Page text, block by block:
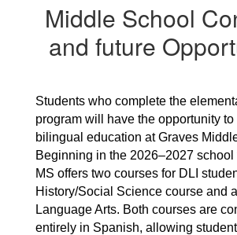
Middle School
and future
Students who complete the
program will have the opportunity
bilingual education at Graves
Beginning in the 2026–2027 school
MS offers two courses for DLI
History/Social Science course and
Language Arts. Both courses are
entirely in Spanish, allowing